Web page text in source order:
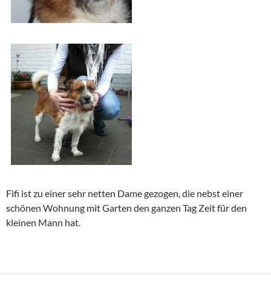
Fifi ist zu einer sehr netten Dame gezogen, die nebst einer
schönen Wohnung mit Garten den ganzen Tag Zeit für den
kleinen Mann hat.